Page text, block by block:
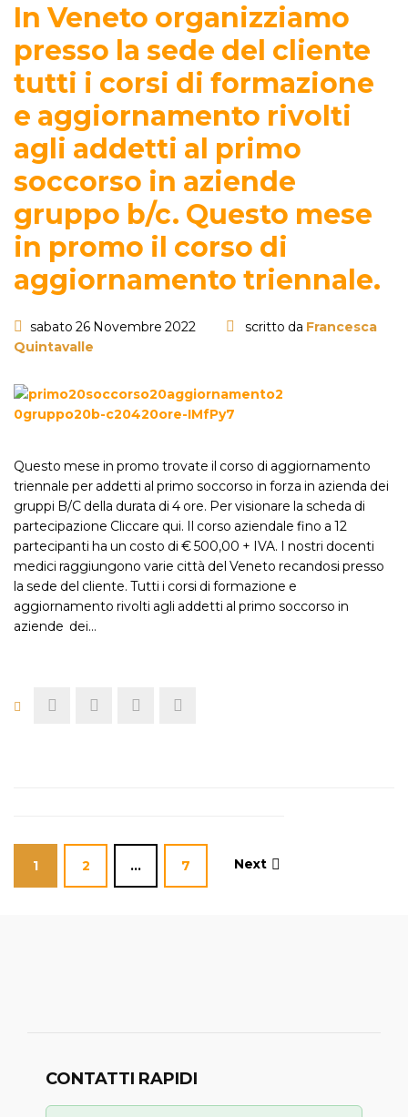
In Veneto organizziamo
presso la sede del cliente
tutti i corsi di formazione
e aggiornamento rivolti
agli addetti al primo
soccorso in aziende
gruppo b/c. Questo mese
in promo il corso di
aggiornamento triennale.
sabato 26 Novembre 2022 scritto da Francesca
Quintavalle
Questo mese in promo trovate il corso di aggiornamento
triennale per addetti al primo soccorso in forza in azienda dei
gruppi B/C della durata di 4 ore. Per visionare la scheda di
partecipazione Cliccare qui. Il corso aziendale fino a 12
partecipanti ha un costo di € 500,00 + IVA. I nostri docenti
medici raggiungono varie città del Veneto recandosi presso
la sede del cliente. Tutti i corsi di formazione e
aggiornamento rivolti agli addetti al primo soccorso in
aziende dei…
1 2 … 7 Next
CONTATTI RAPIDI